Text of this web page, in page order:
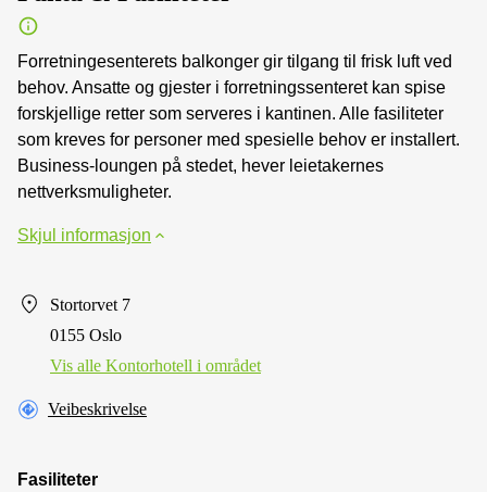
Forretningesenterets balkonger gir tilgang til frisk luft ved
behov. Ansatte og gjester i forretningssenteret kan spise
forskjellige retter som serveres i kantinen. Alle fasiliteter
som kreves for personer med spesielle behov er installert.
Business-loungen på stedet, hever leietakernes
nettverksmuligheter.
Skjul informasjon
Stortorvet 7
0155 Oslo
Vis alle Kontorhotell i området
Veibeskrivelse
Fasiliteter